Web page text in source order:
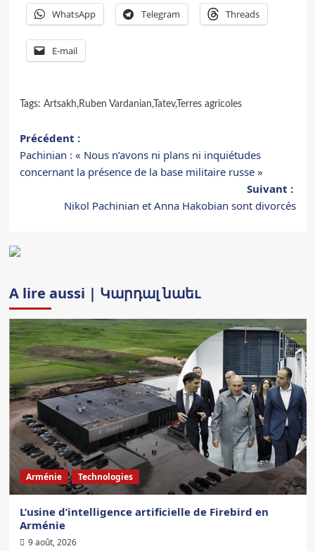
WhatsApp Telegram Threads
E-mail
Tags: Artsakh,Ruben Vardanian,Tatev,Terres agricoles
Navigation
d’article
Précédent :
Pachinian : « Nous n’avons ni plans ni inquiétudes
concernant la présence de la base militaire russe »
Suivant :
Nikol Pachinian et Anna Hakobian sont divorcés
A lire aussi | Կարդալ նաեւ
Arménie Technologies
L’usine d’intelligence artificielle de Firebird en
Arménie
9 août, 2026